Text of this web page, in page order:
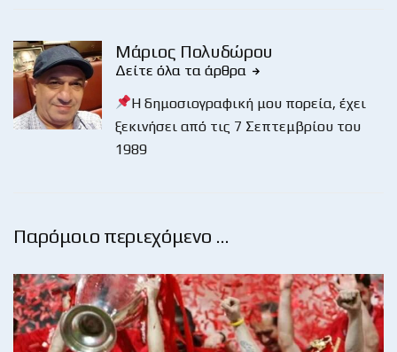
Μάριος Πολυδώρου
Δείτε όλα τα άρθρα
Η δημοσιογραφική μου πορεία, έχει
ξεκινήσει από τις 7 Σεπτεμβρίου του
1989
Παρόμοιο περιεχόμενο …